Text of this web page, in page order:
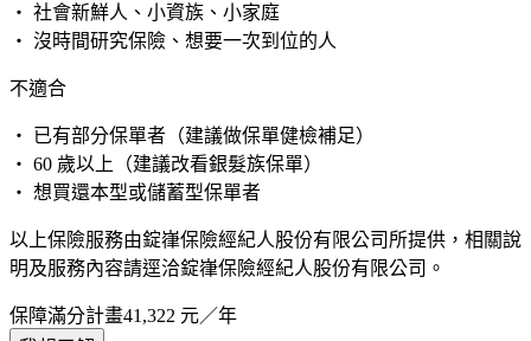
・ 社會新鮮人、小資族、小家庭
・ 沒時間研究保險、想要一次到位的人
不適合
・ 已有部分保單者（建議做保單健檢補足）
・ 60 歲以上（建議改看銀髮族保單）
・ 想買還本型或儲蓄型保單者
以上保險服務由錠嵂保險經紀人股份有限公司所提供，相關說
明及服務內容請逕洽錠嵂保險經紀人股份有限公司。
保障滿分計畫41,322 元／年